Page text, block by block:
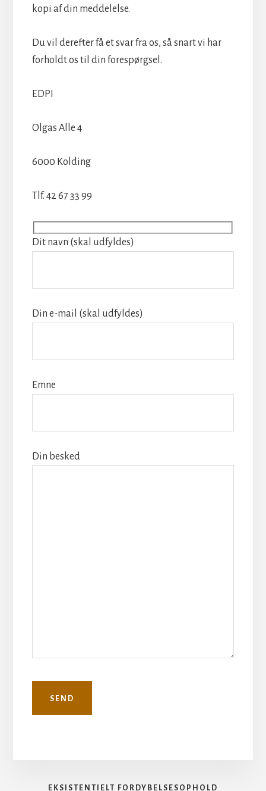
kopi af din meddelelse.
Du vil derefter få et svar fra os, så snart vi har
forholdt os til din forespørgsel.
EDPI
Olgas Alle 4
6000 Kolding
Tlf. 42 67 33 99
Dit navn (skal udfyldes)
Din e-mail (skal udfyldes)
Emne
Din besked
EKSISTENTIELT FORDYBELSESOPHOLD